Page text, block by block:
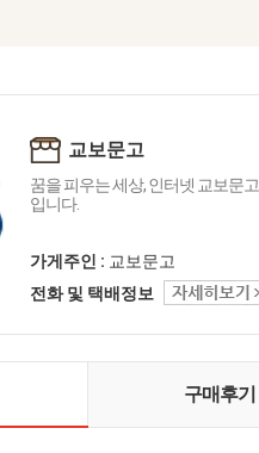
교보문고
꿈을 피우는 세상, 인터넷 교보문고
입니다.
가게주인 : 교보문고
전화 및 택배정보
구매후기